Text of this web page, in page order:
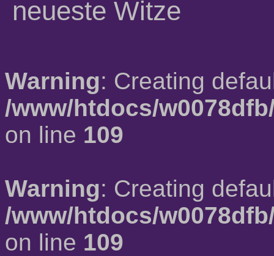
neueste Witze
Warning: Creating
/www/htdocs/
on line 109
Warning: Creating
/www/htdocs/
on line 109